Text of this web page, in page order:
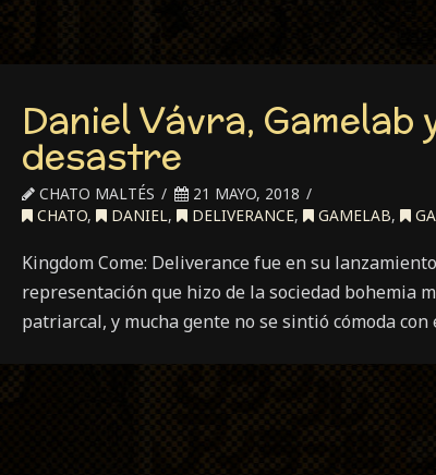
Daniel Vávra, Gamelab
desastre
CHATO MALTÉS
21 MAYO, 2018
CHATO, DANIEL, DELIVERANCE, GAMELAB,
Kingdom Come: Deliverance fue en su
representación que hizo de la sociedad bohemia
patriarcal, y mucha gente no se sintió cómoda con